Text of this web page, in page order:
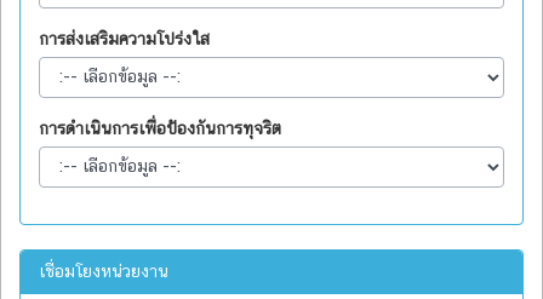
การส่งเสริมความโปร่งใส
การดำเนินการเพื่อป้องกันการทุจริต
เชื่อมโยงหน่วยงาน